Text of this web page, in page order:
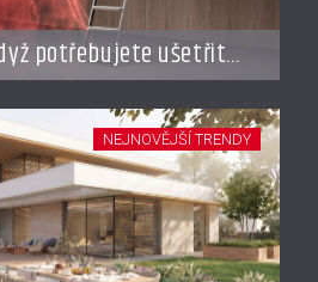
potřebujete ušetřit
dělat kompromisy
NEJNOVĚJŠÍ TRENDY